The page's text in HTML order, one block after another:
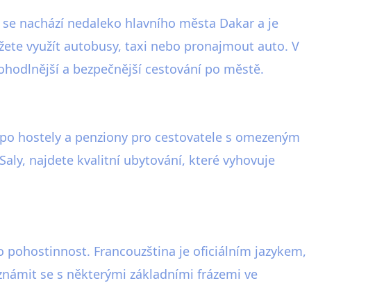
nachází nedaleko hlavního města Dakar a je
využít autobusy, taxi nebo pronajmout auto. V
a bezpečnější cestování po městě.
hostely a penziony pro cestovatele s omezeným
najdete kvalitní ubytování, které vyhovuje
Francouzština je oficiálním jazykem,
se s některými základními frázemi ve